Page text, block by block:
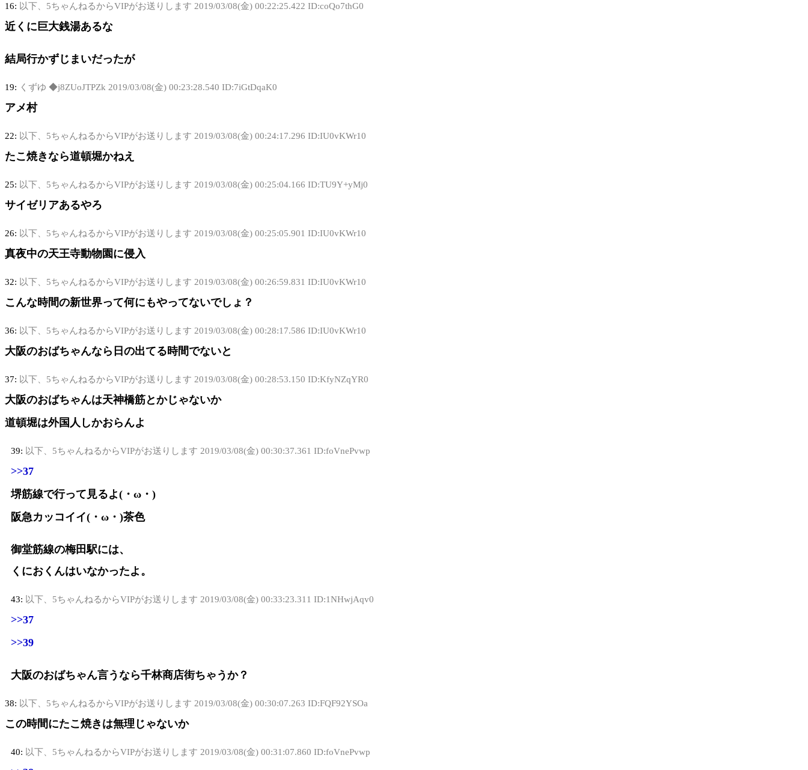
16: 以下、5ちゃんねるからVIPがお送りします 2019/03/08(金) 00:22:25.422 ID:coQo7thG0
近くに巨大銭湯あるな
結局行かずじまいだったが
19: くずゆ ◆j8ZUoJTPZk 2019/03/08(金) 00:23:28.540 ID:7iGtDqaK0
アメ村
22: 以下、5ちゃんねるからVIPがお送りします 2019/03/08(金) 00:24:17.296 ID:IU0vKWr10
たこ焼きなら道頓堀かねえ
25: 以下、5ちゃんねるからVIPがお送りします 2019/03/08(金) 00:25:04.166 ID:TU9Y+yMj0
サイゼリアあるやろ
26: 以下、5ちゃんねるからVIPがお送りします 2019/03/08(金) 00:25:05.901 ID:IU0vKWr10
真夜中の天王寺動物園に侵入
32: 以下、5ちゃんねるからVIPがお送りします 2019/03/08(金) 00:26:59.831 ID:IU0vKWr10
こんな時間の新世界って何にもやってないでしょ？
36: 以下、5ちゃんねるからVIPがお送りします 2019/03/08(金) 00:28:17.586 ID:IU0vKWr10
大阪のおばちゃんなら日の出てる時間でないと
37: 以下、5ちゃんねるからVIPがお送りします 2019/03/08(金) 00:28:53.150 ID:KfyNZqYR0
大阪のおばちゃんは天神橋筋とかじゃないか
道頓堀は外国人しかおらんよ
39: 以下、5ちゃんねるからVIPがお送りします 2019/03/08(金) 00:30:37.361 ID:foVnePvwp
>>37
堺筋線で行って見るよ(・ω・)
阪急カッコイイ(・ω・)茶色
御堂筋線の梅田駅には、
くにおくんはいなかったよ。
43: 以下、5ちゃんねるからVIPがお送りします 2019/03/08(金) 00:33:23.311 ID:1NHwjAqv0
>>37
>>39
大阪のおばちゃん言うなら千林商店街ちゃうか？
38: 以下、5ちゃんねるからVIPがお送りします 2019/03/08(金) 00:30:07.263 ID:FQF92YSOa
この時間にたこ焼きは無理じゃないか
40: 以下、5ちゃんねるからVIPがお送りします 2019/03/08(金) 00:31:07.860 ID:foVnePvwp